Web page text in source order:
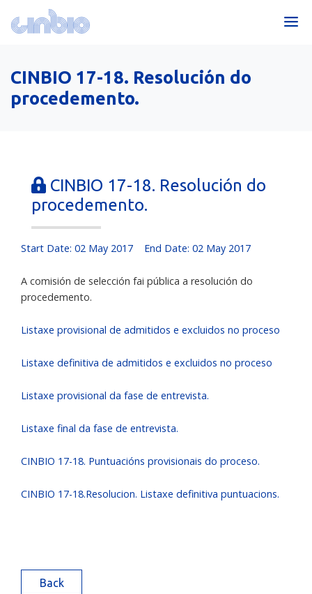
CINBIO 17-18. Resolución do
procedemento.
CINBIO 17-18. Resolución do
procedemento.
Start Date: 02 May 2017 End Date: 02 May 2017
A comisión de selección fai pública a resolución do
procedemento.
Listaxe provisional de admitidos e excluidos no proceso
Listaxe definitiva de admitidos e excluidos no proceso
Listaxe provisional da fase de entrevista.
Listaxe final da fase de entrevista.
CINBIO 17-18. Puntuacións provisionais do proceso.
CINBIO 17-18.Resolucion. Listaxe definitiva puntuacions.
Back